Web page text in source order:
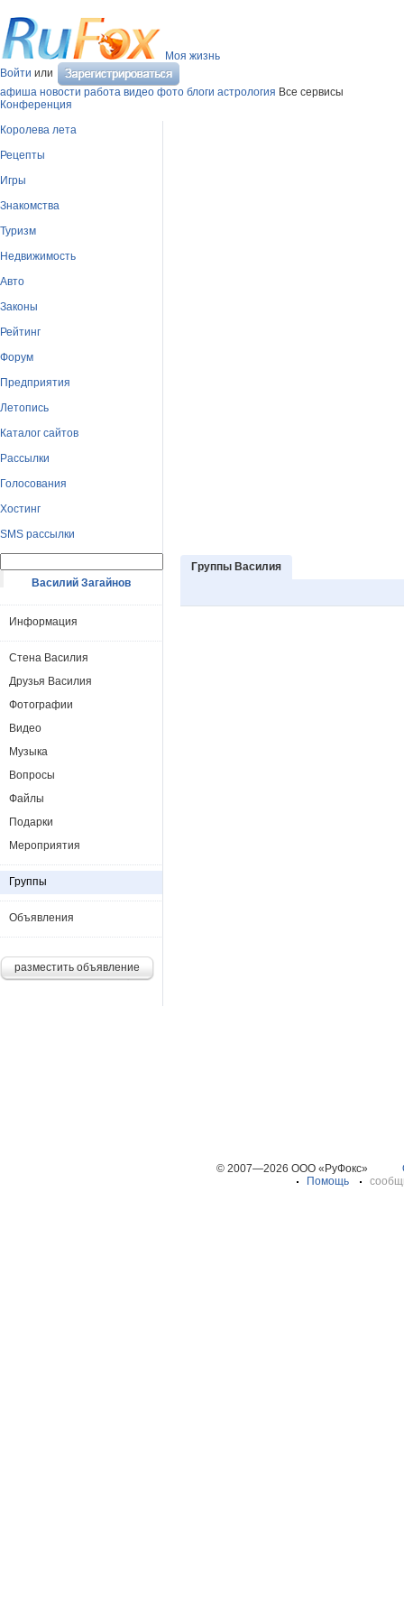
Моя жизнь
Войти или
афиша новости работа видео фото блоги астрология Все сервисы
Конференция
Королева лета
Рецепты
Игры
Знакомства
Туризм
Недвижимость
Авто
Законы
Рейтинг
Форум
Предприятия
Летопись
Каталог сайтов
Рассылки
Голосования
Хостинг
SMS рассылки
Группы Василия
Василий Загайнов
Информация
Стена Василия
Друзья Василия
Фотографии
Видео
Музыка
Вопросы
Файлы
Подарки
Мероприятия
Группы
Объявления
разместить объявление
© 2007—2026 ООО «РуФокс»
Помощь